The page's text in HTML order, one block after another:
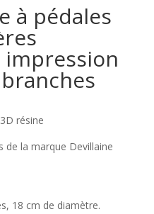
à pédales
résine
de la marque Devillaine
18 cm de diamètre.